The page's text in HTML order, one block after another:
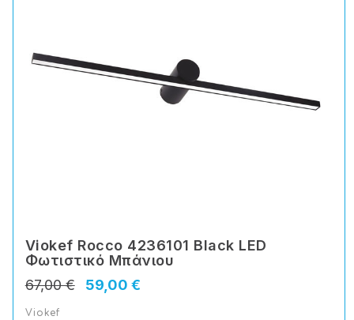
Viokef Rocco 4236101 Black LED
Φωτιστικό Μπάνιου
59,00 €
67,00 €
Viokef